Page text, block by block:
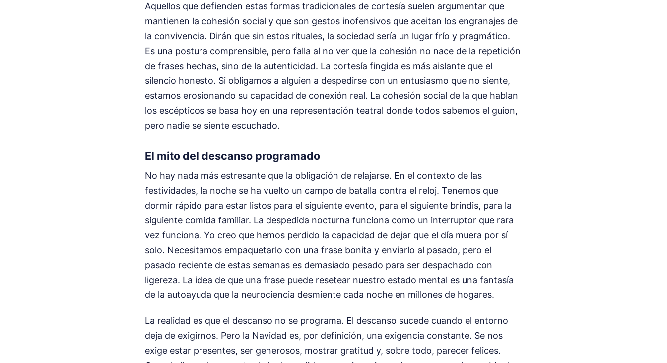
Aquellos que defienden estas formas tradicionales de cortesía suelen argumentar que
mantienen la cohesión social y que son gestos inofensivos que aceitan los engranajes de
la convivencia. Dirán que sin estos rituales, la sociedad sería un lugar frío y pragmático.
Es una postura comprensible, pero falla al no ver que la cohesión no nace de la repetición
de frases hechas, sino de la autenticidad. La cortesía fingida es más aislante que el
silencio honesto. Si obligamos a alguien a despedirse con un entusiasmo que no siente,
estamos erosionando su capacidad de conexión real. La cohesión social de la que hablan
los escépticos se basa hoy en una representación teatral donde todos sabemos el guion,
pero nadie se siente escuchado.
El mito del descanso programado
No hay nada más estresante que la obligación de relajarse. En el contexto de las
festividades, la noche se ha vuelto un campo de batalla contra el reloj. Tenemos que
dormir rápido para estar listos para el siguiente evento, para el siguiente brindis, para la
siguiente comida familiar. La despedida nocturna funciona como un interruptor que rara
vez funciona. Yo creo que hemos perdido la capacidad de dejar que el día muera por sí
solo. Necesitamos empaquetarlo con una frase bonita y enviarlo al pasado, pero el
pasado reciente de estas semanas es demasiado pesado para ser despachado con
ligereza. La idea de que una frase puede resetear nuestro estado mental es una fantasía
de la autoayuda que la neurociencia desmiente cada noche en millones de hogares.
La realidad es que el descanso no se programa. El descanso sucede cuando el entorno
deja de exigirnos. Pero la Navidad es, por definición, una exigencia constante. Se nos
exige estar presentes, ser generosos, mostrar gratitud y, sobre todo, parecer felices.